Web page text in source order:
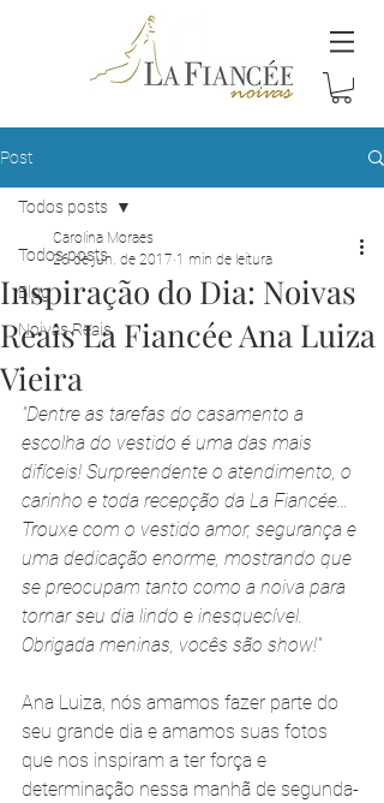
Post
Todos posts
Blog
Noivas Reais
Todos posts
Inspiração do Dia: Noivas
Reais La Fiancée Ana Luiza
Vieira
Carolina Moraes
26 de jun. de 2017 1 min de leitura
"Dentre as tarefas do casamento a
escolha do vestido é uma das mais
difíceis! Surpreendente o atendimento, o
carinho e toda recepção da La Fiancée...
Trouxe com o vestido amor, segurança e
uma dedicação enorme, mostrando que
se preocupam tanto como a noiva para
tornar seu dia lindo e inesquecível.
Obrigada meninas, vocês são show!"
Ana Luiza, nós amamos fazer parte do
seu grande dia e amamos suas fotos
que nos inspiram a ter força e
determinação nessa manhã de segunda-